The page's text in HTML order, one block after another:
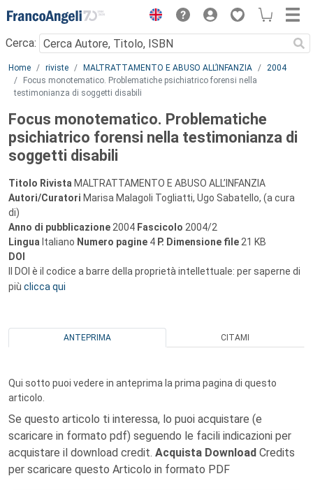
Menu
Cerca:
Main content
Home riviste MALTRATTAMENTO E ABUSO ALL’INFANZIA
2004
Focus monotematico. Problematiche psichiatrico forensi nella
testimonianza di soggetti disabili
Focus monotematico. Problematiche
psichiatrico forensi nella testimonianza di
soggetti disabili
Titolo Rivista MALTRATTAMENTO E ABUSO ALL’INFANZIA
Autori/Curatori Marisa Malagoli Togliatti, Ugo Sabatello, (a cura
di)
Anno di pubblicazione 2004 Fascicolo 2004/2
Lingua Italiano Numero pagine 4 P. Dimensione file 21 KB
DOI
Il DOI è il codice a barre della proprietà intellettuale: per saperne di
più clicca qui
ANTEPRIMA CITAMI
Qui sotto puoi vedere in anteprima la prima pagina di questo
articolo.
Se questo articolo ti interessa, lo puoi acquistare (e
scaricare in formato pdf) seguendo le facili indicazioni per
acquistare il download credit. Acquista Download Credits
per scaricare questo Articolo in formato PDF